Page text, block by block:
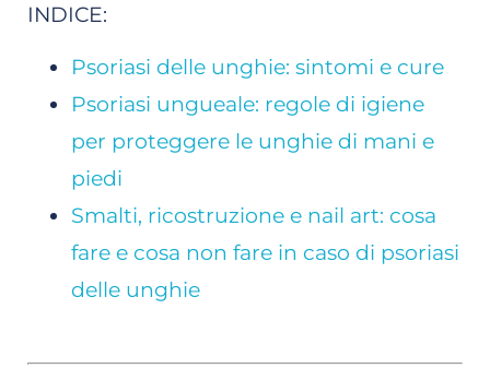
INDICE:
Psoriasi delle unghie: sintomi e cure
Psoriasi ungueale: regole di igiene
per proteggere le unghie di mani e
piedi
Smalti, ricostruzione e nail art: cosa
fare e cosa non fare in caso di psoriasi
delle unghie